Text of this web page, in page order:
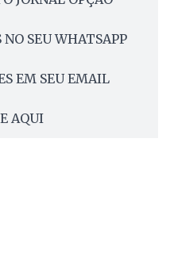
SEU WHATSAPP
EM SEU EMAIL
AQUI